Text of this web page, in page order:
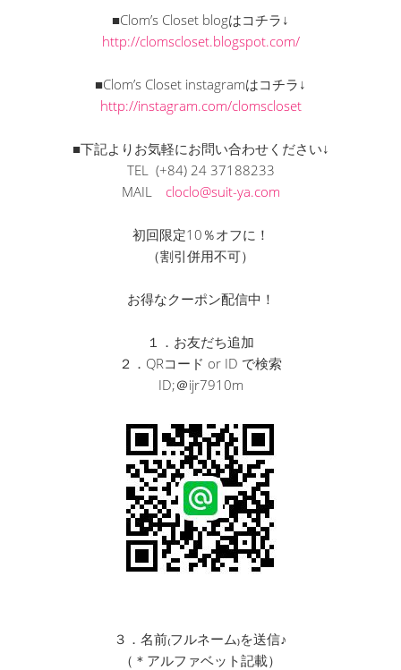
■Clom’s Closet blogはコチラ↓
http://clomscloset.blogspot.com/
■Clom’s Closet instagramはコチラ↓
http://instagram.com/clomscloset
■下記よりお気軽にお問い合わせください↓
TEL (+84) 24 37188233
MAIL cloclo@suit-ya.com
初回限定10％オフに！
（割引併用不可）
お得なクーポン配信中！
１．お友だち追加
２．QRコード or ID で検索
ID;＠ijr7910m
３．名前₍フルネーム₎を送信♪
（＊アルファベット記載）